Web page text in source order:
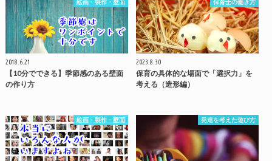
絵画・製作・壁面
2018.6.21
【10分でできる】季節感のある壁面
の作り方
保育士の働き方
2023.8.30
保育の具体的な場面で「選択力」を
考える（造形編）
絵画・製作・壁面 発達を考えた遊び方